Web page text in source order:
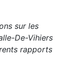
sur les
De-Vihiers
rapports